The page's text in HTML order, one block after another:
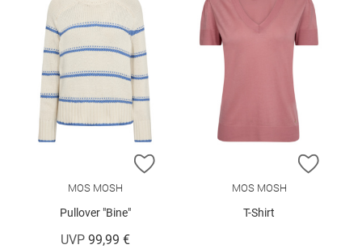
ZUR WUNSCHLISTE HINZUFÜGEN
MOS MOSH
Pullover "Bine"
UVP 99,99 €
ZUR
MOS MOSH
T-Shirt